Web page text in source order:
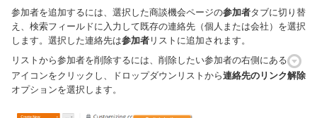
参加者を追加するには、選択した商談機会ページの参加者タブに切り替
え、検索フィールドに入力して既存の連絡先（個人または会社）を選択
します。選択した連絡先は参加者リストに追加されます。
リストから参加者を削除するには、削除したい参加者の右側にある
アイコンをクリックし、ドロップダウンリストから連絡先のリンク解除
オプションを選択します。